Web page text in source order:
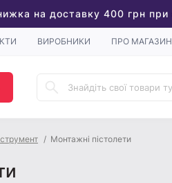
на доставку 400 грн при
ВИРОБНИКИ ПРО МАГАЗИН
Монтажні пістолети